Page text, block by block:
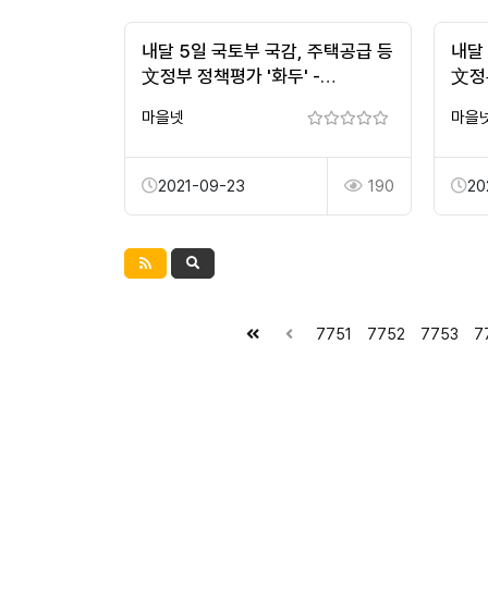
내달 5일 국토부 국감, 주택공급 등
文정부 정책평가 '화두' -
마을넷
2021-09-23 190
내
文
마을
7751 7752 7753